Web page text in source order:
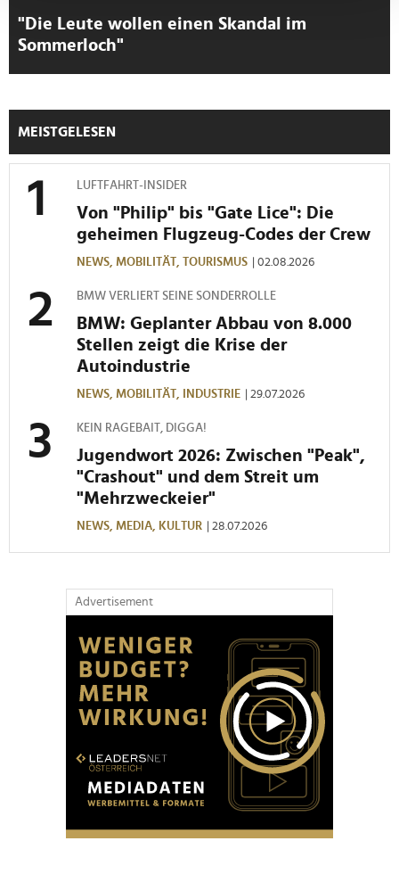
Abschnitt Einzelheitenfest.
Wir verwenden Cookies, um Inhalte und Anzeigen zu
analysieren. Außerdem geben wir Informationen zu Ihrer
Verwendung unserer Website an unsere Partner für
soziale Medien, Werbung und Analysen weiter. Unsere
Partner führen diese Informationen möglicherweise mit
weiteren Daten zusammen, die Sie ihnen bereitgestellt
haben oder die sie im Rahmen Ihrer Nutzung der Dienste
gesammelt haben.
"Die Leute wollen einen Skandal im
Sommerloch"
MEISTGELESEN
LUFTFAHRT-INSIDER
Von "Philip" bis "Gate Lice": Die
geheimen Flugzeug-Codes der Crew
NEWS, MOBILITÄT, TOURISMUS | 02.08.2026
BMW VERLIERT SEINE SONDERROLLE
BMW: Geplanter Abbau von 8.000
Stellen zeigt die Krise der
Autoindustrie
NEWS, MOBILITÄT, INDUSTRIE | 29.07.2026
KEIN RAGEBAIT, DIGGA!
Jugendwort 2026: Zwischen "Peak",
"Crashout" und dem Streit um
"Mehrzweckeier"
NEWS, MEDIA, KULTUR | 28.07.2026
Advertisement